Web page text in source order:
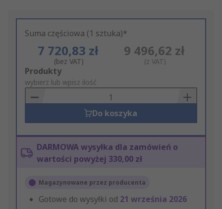
Suma częściowa (1 sztuka)*
7 720,83 zł
(bez VAT)
9 496,62 zł
(z VAT)
Add
to
Basket
Produkty
wybierz lub wpisz ilość
Do koszyka
DARMOWA wysyłka dla zamówień o
wartości powyżej 330,00 zł
Magazynowane przez producenta
Gotowe do wysyłki od 21 września 2026